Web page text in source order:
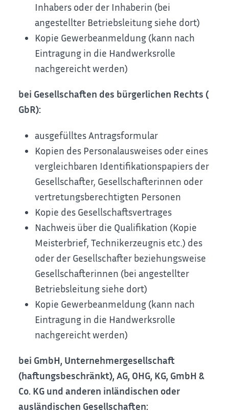
Inhabers oder der Inhaberin (bei
angestellter Betriebsleitung siehe dort)
Kopie Gewerbeanmeldung (kann nach
Eintragung in die Handwerksrolle
nachgereicht werden)
bei Gesellschaften des bürgerlichen Rechts (
GbR):
ausgefülltes Antragsformular
Kopien des Personalausweises oder eines
vergleichbaren Identifikationspapiers der
Gesellschafter, Gesellschafterinnen oder
vertretungsberechtigten Personen
Kopie des Gesellschaftsvertrages
Nachweis über die Qualifikation (Kopie
Meisterbrief, Technikerzeugnis etc.) des
oder der Gesellschafter beziehungsweise
Gesellschafterinnen (bei angestellter
Betriebsleitung siehe dort)
Kopie Gewerbeanmeldung (kann nach
Eintragung in die Handwerksrolle
nachgereicht werden)
bei GmbH, Unternehmergesellschaft
(haftungsbeschränkt), AG, OHG, KG, GmbH &
Co. KG und anderen inländischen oder
ausländischen Gesellschaften: